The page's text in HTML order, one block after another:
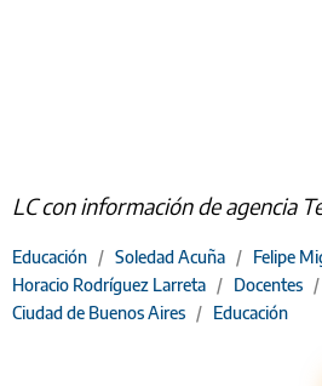
LC con información de agencia
Educación / Soledad Acuña / Felipe
Horacio Rodríguez Larreta / Docentes /
Ciudad de Buenos Aires / Educación